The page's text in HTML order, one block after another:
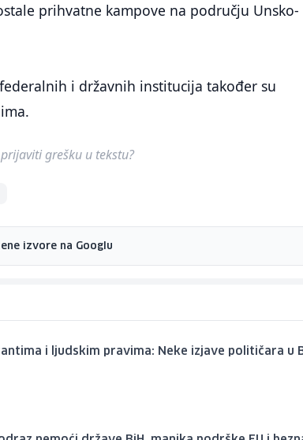
prihvatne kampove na području Unsko-
i državnih institucija također su
grešku u tekstu?
izvore na Googlu
i ljudskim pravima: Neke izjave političara u